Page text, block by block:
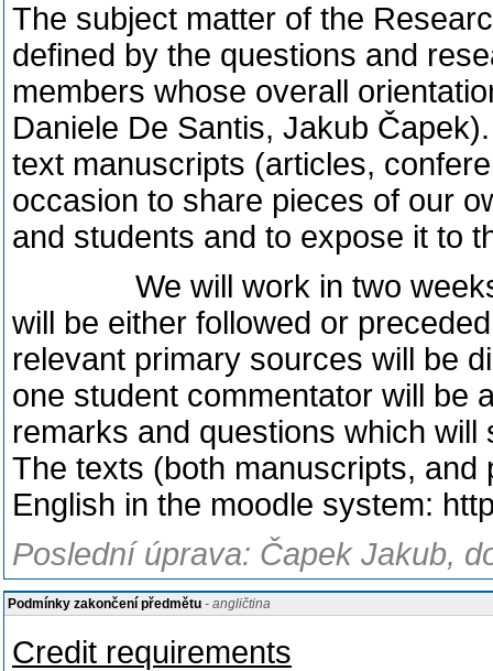
The subject matter of the
defined by the questions and
members whose overall
Daniele De Santis, Jakub
text manuscripts (articles,
occasion to share pieces of our
and students and to expose it to
We will work in two weeks’
will be either followed or
relevant primary sources will be
one student commentator will be
remarks and questions which
The texts (both manuscripts,
English in the moodle system:
Poslední úprava: Čapek Jakub,
Podmínky zakončení předmětu - angličtina
Credit requirements